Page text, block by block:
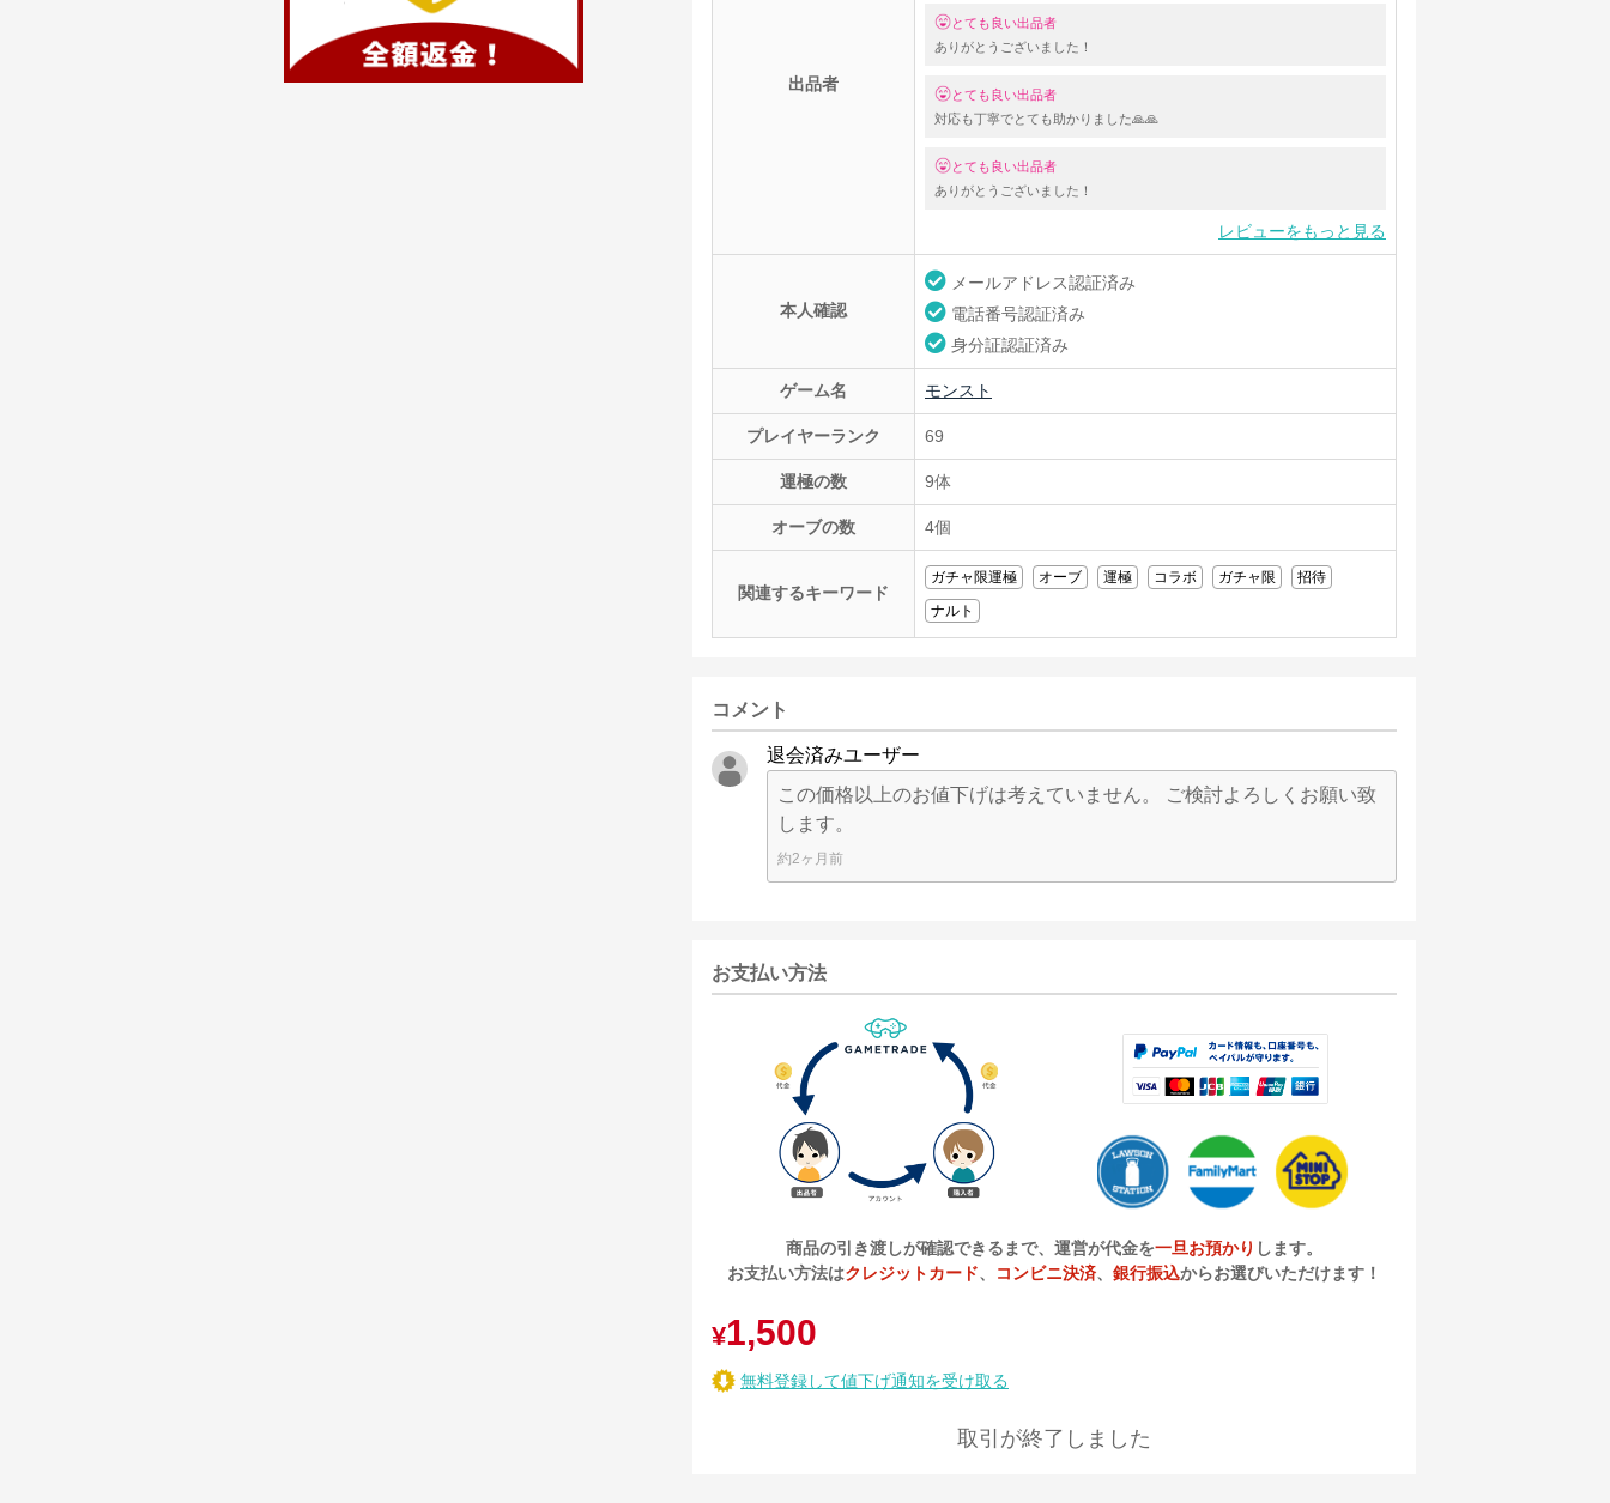
出品者
とても良い出品者
ありがとうございました！
とても良い出品者
対応も丁寧でとても助かりました🙏🙏
とても良い出品者
ありがとうございました！
レビューをもっと見る
本人確認
メールアドレス認証済み
電話番号認証済み
身分証認証済み
ゲーム名 モンスト
プレイヤーランク 69
運極の数 9体
オーブの数 4個
関連するキーワード
ガチャ限運極 オーブ 運極 コラボ ガチャ限
招待
ナルト
コメント
退会済みユーザー
この価格以上のお値下げは考えていません。 ご検討よろしくお願い致
します。
約2ヶ月前
お支払い方法
商品の引き渡しが確認できるまで、運営が代金を一旦お預かり します。
お支払い方法はクレジットカード、 コンビニ決済、 銀行振込からお選びいただけます！
¥1,500
無料登録して値下げ通知を受け取る
取引が終了しました